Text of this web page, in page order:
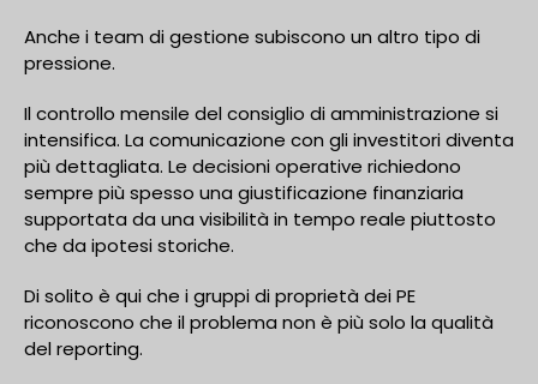
Anche i team di gestione subiscono un altro tipo di
pressione.
Il controllo mensile del consiglio di amministrazione si
intensifica. La comunicazione con gli investitori diventa
più dettagliata. Le decisioni operative richiedono
sempre più spesso una giustificazione finanziaria
supportata da una visibilità in tempo reale piuttosto
che da ipotesi storiche.
Di solito è qui che i gruppi di proprietà dei PE
riconoscono che il problema non è più solo la qualità
del reporting.